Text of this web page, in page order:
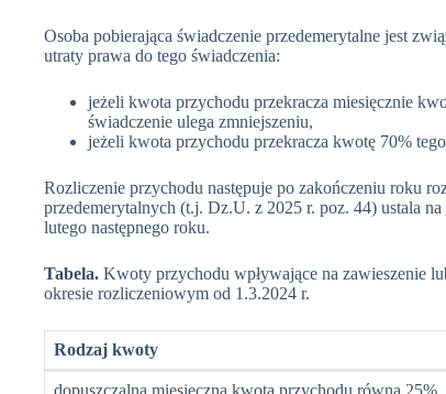
Osoba pobierająca świadczenie przedemerytalne jest
utraty prawa do tego świadczenia:
jeżeli kwota przychodu przekracza miesięcznie
świadczenie ulega zmniejszeniu,
jeżeli kwota przychodu przekracza kwotę 70%
Rozliczenie przychodu następuje po zakończeniu roku
przedemerytalnych (t.j. Dz.U. z 2025 r. poz. 44) ustala
lutego następnego roku.
Tabela. Kwoty przychodu wpływające na zawieszenie
okresie rozliczeniowym od 1.3.2024 r.
Rodzaj kwoty
dopuszczalna miesięczna kwota przychodu równa 25%